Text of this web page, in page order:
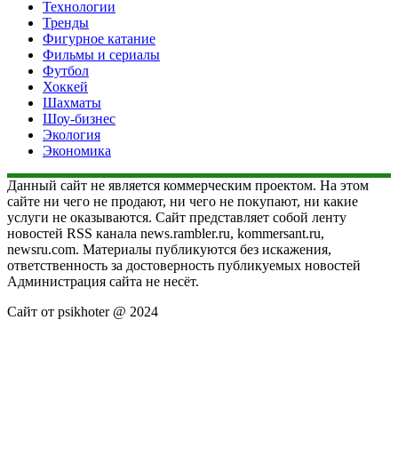
Технологии
Тренды
Фигурное катание
Фильмы и сериалы
Футбол
Хоккей
Шахматы
Шоу-бизнес
Экология
Экономика
Данный сайт не является коммерческим проектом. На этом
сайте ни чего не продают, ни чего не покупают, ни какие
услуги не оказываются. Сайт представляет собой ленту
новостей RSS канала news.rambler.ru, kommersant.ru,
newsru.com. Материалы публикуются без искажения,
ответственность за достоверность публикуемых новостей
Администрация сайта не несёт.
Сайт от psikhoter @ 2024